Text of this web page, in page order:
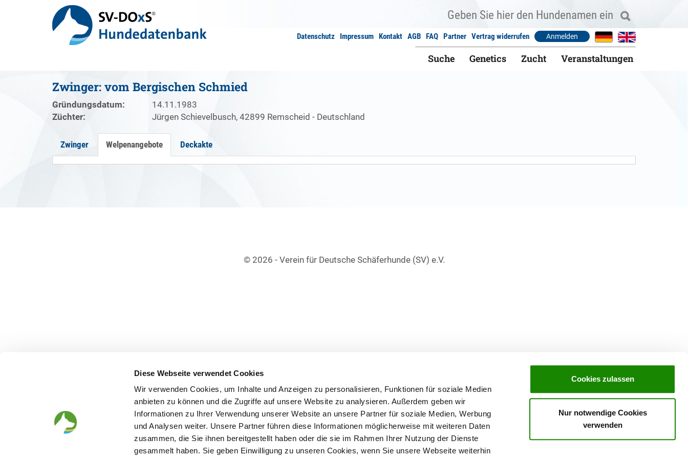
Diese Webseite verwendet Cookies
Wir verwenden Cookies, um Inhalte und Anzeigen zu personalisieren, Funktionen für soziale Medien
anbieten zu können und die Zugriffe auf unsere Website zu analysieren. Außerdem geben wir
Informationen zu Ihrer Verwendung unserer Website an unsere Partner für soziale Medien, Werbung
und Analysen weiter. Unsere Partner führen diese Informationen möglicherweise mit weiteren Daten
zusammen, die Sie ihnen bereitgestellt haben oder die sie im Rahmen Ihrer Nutzung der Dienste
gesammelt haben. Sie geben Einwilligung zu unseren Cookies, wenn Sie unsere Webseite weiterhin
Cookies zulassen
Nur notwendige Cookies
verwenden
Datenschutz Impressum Kontakt AGB FAQ Partner Vertrag widerrufen Anmelden
Suche Genetics Zucht Veranstaltungen
Zwinger: vom Bergischen Schmied
Gründungsdatum:
14.11.1983
Züchter:
Jürgen Schievelbusch, 42899 Remscheid - Deutschland
Zwinger Welpenangebote Deckakte
© 2026 - Verein für Deutsche Schäferhunde (SV) e.V.